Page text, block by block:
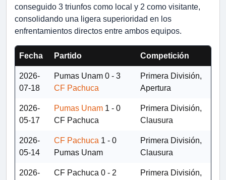
conseguido 3 triunfos como local y 2 como visitante,
consolidando una ligera superioridad en los
enfrentamientos directos entre ambos equipos.
Fecha Partido Competición
2026-
07-18
Pumas Unam 0 - 3
CF Pachuca
Primera División,
Apertura
2026-
05-17
Pumas Unam 1 - 0
CF Pachuca
Primera División,
Clausura
2026-
05-14
CF Pachuca 1 - 0
Pumas Unam
Primera División,
Clausura
2026-
CF Pachuca 0 - 2
Primera División,